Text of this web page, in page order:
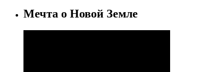
Мечта о Новой Земле